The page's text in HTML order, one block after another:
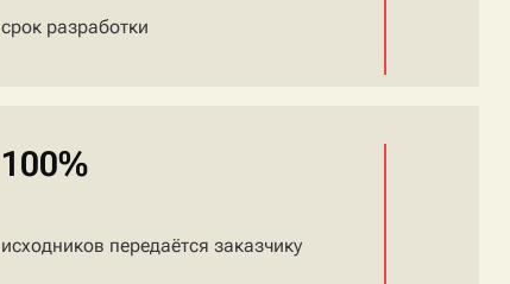
срок разработки
100%
исходников передаётся заказчику